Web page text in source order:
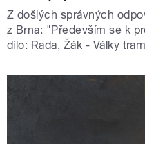
Z došlých správných
z Brna: "Především se k
dílo: Rada, Žák - Války